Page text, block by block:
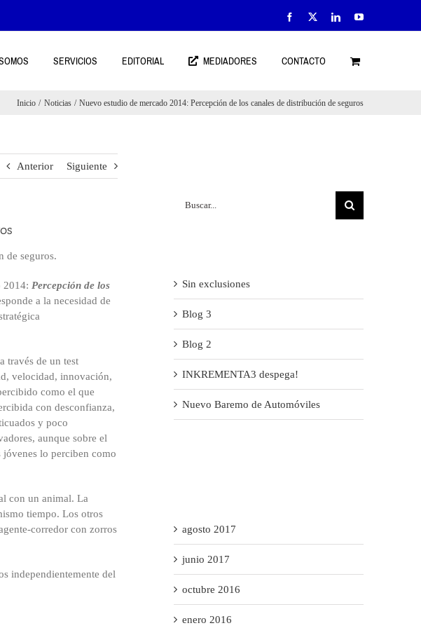
Facebook LinkedInYouTube
SERVICIOS EDITORIAL MEDIADORES CONTACTO
Inicio Noticias Nuevo estudio de mercado 2014: Percepción de los canales de distribución de seguros
Anterior Siguiente
de seguros.
2014: Percepción de los
a la necesidad de
través de un test
velocidad, innovación,
como el que
con desconfianza,
y poco
aunque sobre el
jóvenes lo perciben como
con un animal. La
tiempo. Los otros
corredor con zorros
independientemente del
Sin exclusiones
Blog 3
Blog 2
INKREMENTA3 despega!
Nuevo Baremo de Automóviles
agosto 2017
junio 2017
octubre 2016
enero 2016